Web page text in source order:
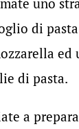
di
ed
di pasta.
a